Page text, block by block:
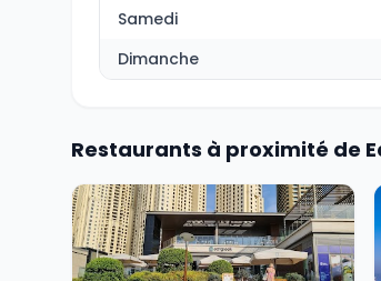
Samedi
Dimanche
Restaurants à proximité de